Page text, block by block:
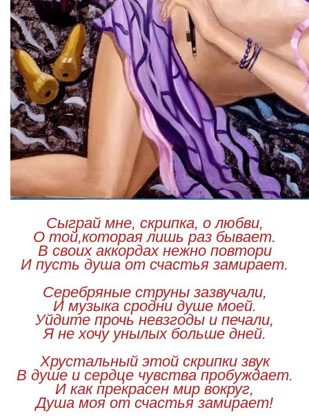
Сыграй мне, скрипка, о любви,
О той,которая лишь раз бывает.
В своих аккордах нежно повтори
И пусть душа от счастья замирает.
Серебряные струны зазвучали,
И музыка сродни душе моей.
Уйдите прочь невзгоды и печали,
Я не хочу унылых больше дней.
Хрустальный этой скрипки звук
В душе и сердце чувства пробуждает.
И как прекрасен мир вокруг,
Душа моя от счастья замирает!